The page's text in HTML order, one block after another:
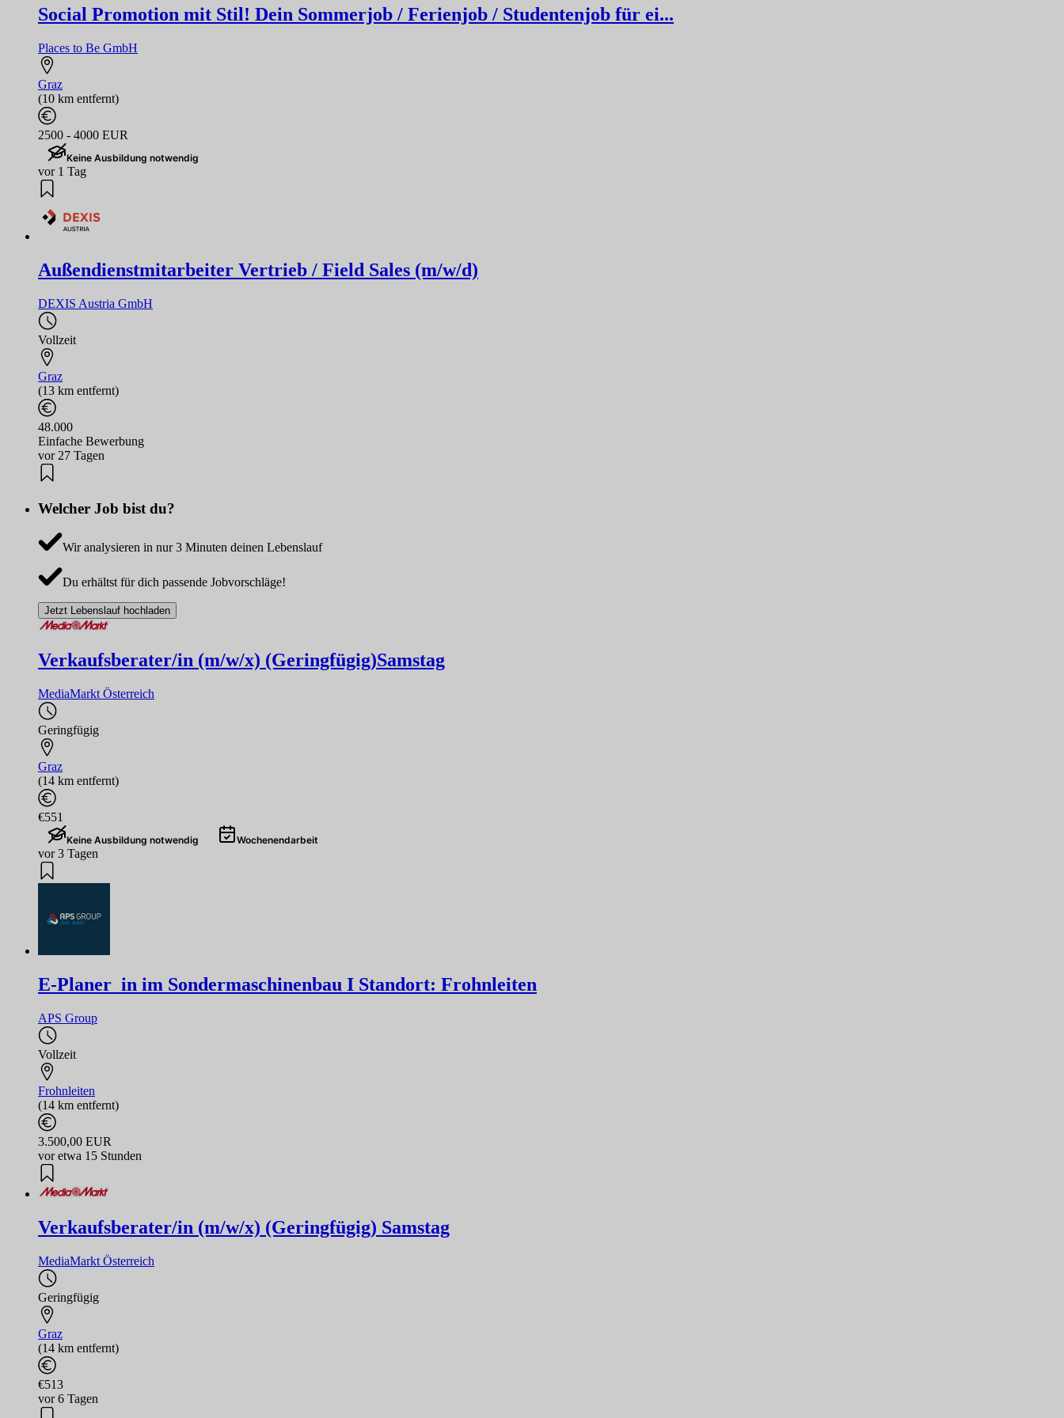
Social Promotion mit Stil! Dein Sommerjob / Ferienjob / Studentenjob für ei...
Places to Be GmbH
Graz
(10 km entfernt)
2500 - 4000 EUR
Keine Ausbildung notwendig
vor 1 Tag
Außendienstmitarbeiter Vertrieb / Field Sales (m/w/d)
DEXIS Austria GmbH
Vollzeit
Graz
(13 km entfernt)
48.000
Einfache Bewerbung
vor 27 Tagen
Welcher Job bist du?
Wir analysieren in nur 3 Minuten deinen Lebenslauf
Du erhältst für dich passende Jobvorschläge!
Jetzt Lebenslauf hochladen
Verkaufsberater/in (m/w/x) (Geringfügig)Samstag
MediaMarkt Österreich
Geringfügig
Graz
(14 km entfernt)
€551
Keine Ausbildung notwendig Wochenendarbeit
vor 3 Tagen
E-Planer_in im Sondermaschinenbau I Standort: Frohnleiten
APS Group
Vollzeit
Frohnleiten
(14 km entfernt)
3.500,00 EUR
vor etwa 15 Stunden
Verkaufsberater/in (m/w/x) (Geringfügig) Samstag
MediaMarkt Österreich
Geringfügig
Graz
(14 km entfernt)
€513
vor 6 Tagen